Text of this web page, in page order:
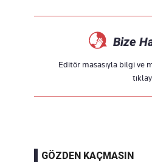
Bize
Editör masasıyla bilgi ve
GÖZDEN KAÇMASIN